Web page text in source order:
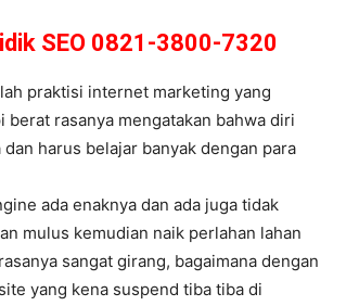
SEO 0821-3800-7320
praktisi internet marketing yang
rasanya mengatakan bahwa diri
harus belajar banyak dengan para
ada enaknya dan ada juga tidak
mulus kemudian naik perlahan lahan
sangat girang, bagaimana dengan
yang kena suspend tiba tiba di